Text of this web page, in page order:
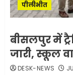
पीलीभीत
बीसलपुर में
जारी, स्कूल
DESK-NEWS